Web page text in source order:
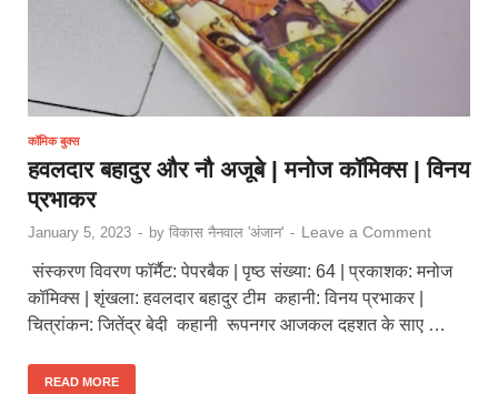
कॉमिक बुक्स
हवलदार बहादुर और नौ अजूबे | मनोज कॉमिक्स | विनय
प्रभाकर
January 5, 2023 - by विकास नैनवाल 'अंजान' - Leave a Comment
संस्करण विवरण फॉर्मैट: पेपरबैक | पृष्ठ संख्या: 64 | प्रकाशक: मनोज
कॉमिक्स | शृंखला: हवलदार बहादुर टीम कहानी: विनय प्रभाकर |
चित्रांकन: जितेंद्र बेदी कहानी रूपनगर आजकल दहशत के साए …
READ MORE